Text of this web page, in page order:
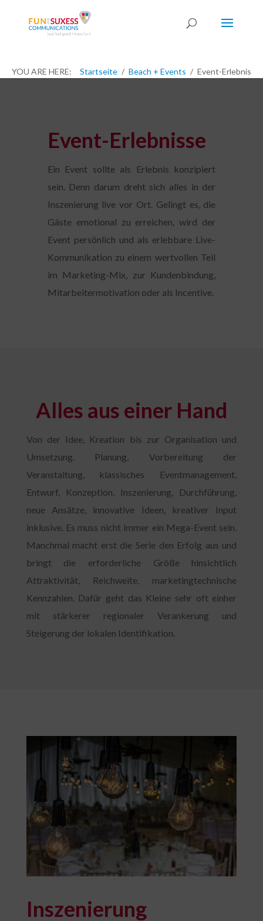
YOU ARE HERE: Startseite Beach + Events Event-Erlebnis
Event-Erlebnisse
Ein Event sollte als Erlebnis konzipiert
sein. Denn darum dreht sich alles in der
Inszenierung live vor Ort. Gelingt es, die
Gäste emotional zu erreichen, wird der
Event persönlich und als erlebbare Live-
Kommunikation zu einem wertvollen Teil
im Marketing-Mix, zur Kundenbindung,
Mitarbeitermotivation oder als Incentive.
Alles aus einer Hand
Von der Idee, Kreation bis zur Organisation und
Umsetzung. Planung, Vorbereitung der
Veranstaltung, klassisches Eventmanagement,
Entwurf, Konzeption, Inszenierung, Durchführung,
neue Ansätze, innovative Ideen, kreativer Input
inklusive. Es muss nicht immer ein Mega-Event sein.
Manchmal macht erst die Serie den Erfolg aus und
bringt die erforderliche Größe hinsichtlich
Attraktivität, Reichweite, marketingtechnische
Kennzahlen. Dafür geht das Kleine sehr oft einher
mit stärkerer regionaler Verankerung und
Steigerung der lokalen Identifikation.
Inszenierung